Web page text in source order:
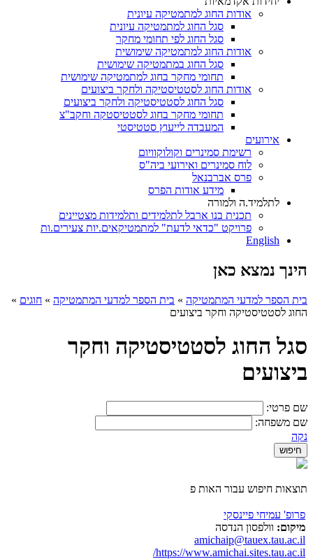
אודות החוג למתמטיקה עיונית
סגל החוג למתמטיקה עיונית
סגל החוג לפי תחומי מחקר
אודות החוג למתמטיקה שימושית
סגל החוג במתמטיקה שימושית
תחומי מחקר בחוג למתמטיקה שימושית
אודות החוג לסטטיסטיקה ולחקר ביצועים
סגל החוג לסטטיסטיקה ולחקר ביצועים
תחומי מחקר בחוג לסטטיסטקה וחקב"צ
המעבדה לייעוץ סטטיסטי
אירועים
רשימת סמינרים וקולוקוויום
לוח סמינרים ואירועי ביה"ס
פרס אברבנאל
מידע אודות הפרס
לתלמיד.ה ולמורה
תכנית בנו ארבל לתלמידים ותלמידות מצטיינים
פרויקט "כדאי לדעת" למתמטיקאים.יות צעירים.ות
English
הינך נמצא כאן
בית הספר למדעי המתמטיקה » בית הספר למדעי המתמטיקה » חוגים »
החוג לסטטיסטיקה וחקר ביצועים
סגל החוג לסטטיסטיקה וחקר
ביצועים
שם פרטי:
שם משפחה:
נקה
תוצאות חיפוש עבור האות פ
פרופ' עמיחי פיינסקי
מיקום: וולפסון הנדסה
amichaip@tauex.tau.ac.il
https://www.amichai.sites.tau.ac.il/